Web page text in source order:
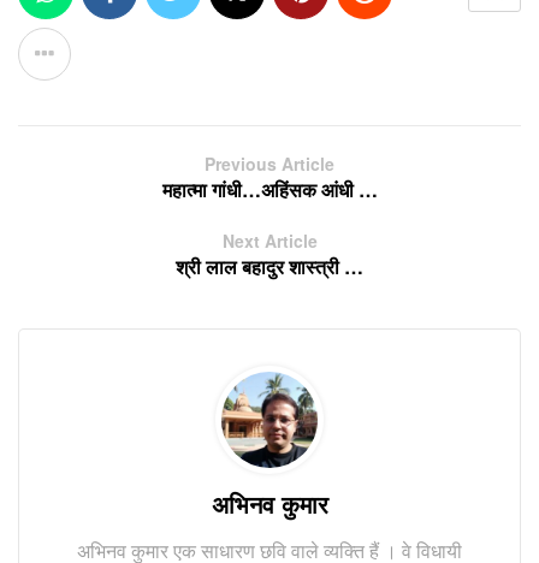
Previous Article
महात्मा गांधी…अहिंसक आंधी …
Next Article
श्री लाल बहादुर शास्त्री …
अभिनव कुमार
अभिनव कुमार एक साधारण छवि वाले व्यक्ति हैं । वे विधायी